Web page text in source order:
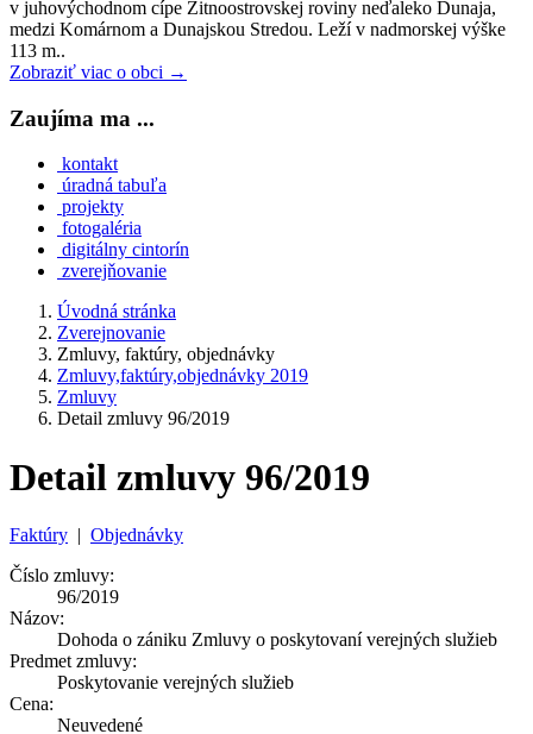
v juhovýchodnom cípe Žitnoostrovskej roviny neďaleko Dunaja,
medzi Komárnom a Dunajskou Stredou. Leží v nadmorskej výške
113 m..
Zobraziť viac o obci →
Zaujíma ma ...
kontakt
úradná tabuľa
projekty
fotogaléria
digitálny cintorín
zverejňovanie
Úvodná stránka
Zverejnovanie
Zmluvy, faktúry, objednávky
Zmluvy,faktúry,objednávky 2019
Zmluvy
Detail zmluvy 96/2019
Detail zmluvy 96/2019
Faktúry | Objednávky
Číslo zmluvy:
96/2019
Názov:
Dohoda o zániku Zmluvy o poskytovaní verejných služieb
Predmet zmluvy:
Poskytovanie verejných služieb
Cena:
Neuvedené